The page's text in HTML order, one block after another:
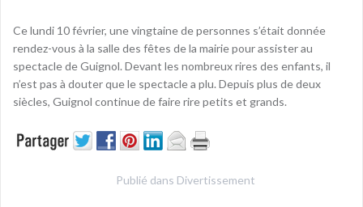
Ce lundi 10 février, une vingtaine de personnes s’était donnée
rendez-vous à la salle des fêtes de la mairie pour assister au
spectacle de Guignol. Devant les nombreux rires des enfants, il
n’est pas à douter que le spectacle a plu. Depuis plus de deux
siècles, Guignol continue de faire rire petits et grands.
Publié dans Divertissement